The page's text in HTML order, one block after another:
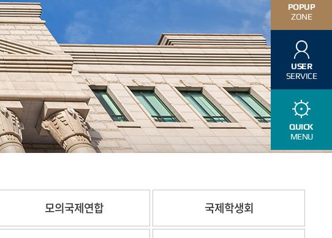
POPUP
ZONE
USER
SERVICE
QUICK
MENU
모의국제연합 국제학생회